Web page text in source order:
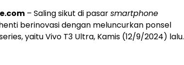
– Saling sikut di pasarsmartphone
berinovasi dengan meluncurkan ponsel
yaitu Vivo T3 Ultra, Kamis (12/9/2024) lalu.